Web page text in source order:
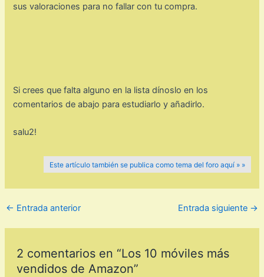
sus valoraciones para no fallar con tu compra.
Si crees que falta alguno en la lista dínoslo en los
comentarios de abajo para estudiarlo y añadirlo.
salu2!
Este artículo también se publica como tema del foro aquí » »
← Entrada anterior Entrada siguiente →
2 comentarios en “Los 10 móviles más
vendidos de Amazon”